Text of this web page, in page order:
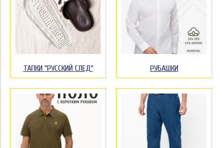
ТАПКИ "РУССКИЙ СЛЕД" РУБАШКИ